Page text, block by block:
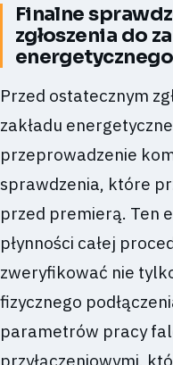
Finalne
zgłoszenia do
energetycznego
Przed ostatecznym
zakładu
przeprowadzenie
sprawdzenia, które
przed premierą. Ten
płynności całej
zweryfikować nie
fizycznego
parametrów pracy
przyłączeniowymi,